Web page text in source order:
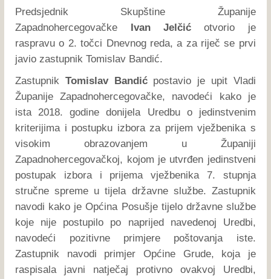
Predsjednik Skupštine Županije
Zapadnohercegovačke Ivan Jelčić otvorio je
raspravu o 2. točci Dnevnog reda, a za riječ se prvi
javio zastupnik Tomislav Bandić.
Zastupnik Tomislav Bandićpostavio je upit Vladi
Županije Zapadnohercegovačke, navodeći kako je
ista 2018. godine donijela Uredbu o jedinstvenim
kriterijima i postupku izbora za prijem vježbenika s
visokim obrazovanjem u Županiji
Zapadnohercegovačkoj, kojom je utvrđen jedinstveni
postupak izbora i prijema vježbenika 7. stupnja
stručne spreme u tijela državne službe. Zastupnik
navodi kako je Općina Posušje tijelo državne službe
koje nije postupilo po naprijed navedenoj Uredbi,
navodeći pozitivne primjere poštovanja iste.
Zastupnik navodi primjer Općine Grude, koja je
raspisala javni natječaj protivno ovakvoj Uredbi,